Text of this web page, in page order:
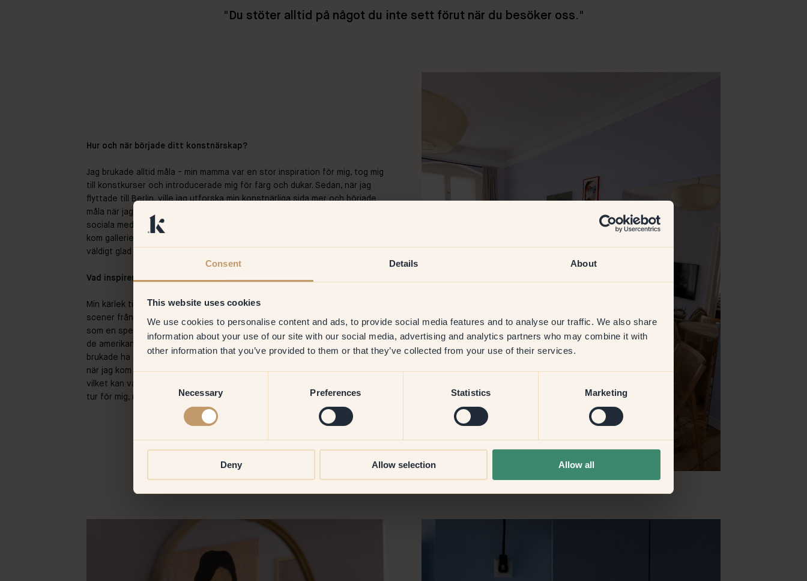
Consent Details About
This website uses cookies
We use cookies to personalise content and ads, to provide social media features and to analyse our traffic. We also share
information about your use of our site with our social media, advertising and analytics partners who may combine it with
other information that you’ve provided to them or that they’ve collected from your use of their services.
Selection
Necessary Preferences Statistics Marketing
Deny Allow selection Allow all
" Du stöter alltid på något du inte sett förut när du besöker oss."
Hur och när började ditt konstnärskap?
Jag brukade alltid måla - min mamma var en stor inspiration för mig, tog mig
till konstkurser och introducerade mig för färg och dukar. Sedan, när jag
flyttade till Berlin, ville jag utforska min konstnärliga sida mer och började
måla när jag hade tid. Efter att ha visat några av mina första konstverk på
sociala medier började folk lägga märke till det och strax efter det första
kom galleriet fram till mig. Ända sedan jag bara inte slutade skapa och är
väldigt glad över att kunna kalla mig artist nu.
Vad inspirerar dig mest i ditt arbete som konstnär?
Min kärlek till film – mycket av tiden. Mina konstverk är inspirerade av
scener från mina favoritfilmer, eller så försöker jag återskapa en känsla
som en specifik film väcker i mig. För det mesta kommer jag alltid tillbaka till
de amerikanska barnfilmerna på 80-talet. Dessutom målar jag hemma — jag
brukade ha en ateljé för en sekund men jag blev aldrig inspirerad att måla
när jag kom dit och förlorade så mycket tid på vägen. Så jag målar hemma
vilket kan vara en utmaning, men jag älskar att leva med mina konstverk –
tur för mig, min pojkvän har inget emot det heller.